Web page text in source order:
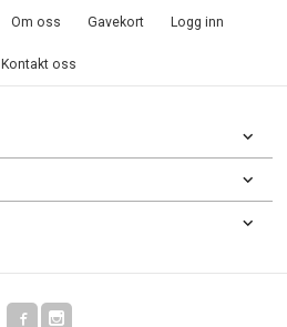
Om oss Gavekort Logg inn
Kontakt oss